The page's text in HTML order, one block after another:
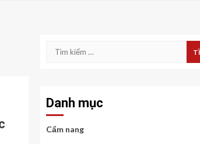
Tìm
Danh mục
Cẩm nang